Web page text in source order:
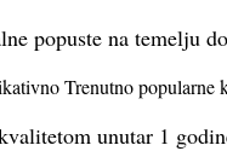
popuste na temelju
Trenutno popularne
unutar 1